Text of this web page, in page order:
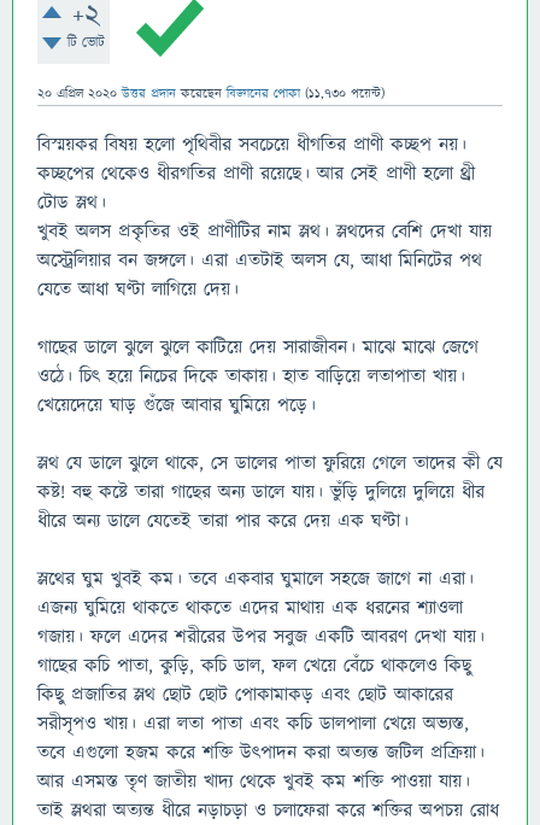
+2
টি ভোট
20 এপ্রিল 2020 উত্তর প্রদান করেছেনবিজ্ঞানের পোকা (11,730 পয়েন্ট)
বিস্ময়কর বিষয় হলো পৃথিবীর সবচেয়ে ধীগতির প্রাণী কচ্ছপ নয়।
কচ্ছপের থেকেও ধীরগতির প্রাণী রয়েছে। আর সেই প্রাণী হলো থ্রী
টোড স্লথ।
খুবই অলস প্রকৃতির ওই প্রাণীটির নাম স্লথ। স্লথদের বেশি দেখা যায়
অস্ট্রেলিয়ার বন জঙ্গলে। এরা এতটাই অলস যে, আধা মিনিটের পথ
যেতে আধা ঘণ্টা লাগিয়ে দেয়।
গাছের ডালে ঝুলে ঝুলে কাটিয়ে দেয় সারাজীবন। মাঝে মাঝে জেগে
ওঠে। চিৎ হয়ে নিচের দিকে তাকায়। হাত বাড়িয়ে লতাপাতা খায়।
খেয়েদেয়ে ঘাড় গুঁজে আবার ঘুমিয়ে পড়ে।
স্লথ যে ডালে ঝুলে থাকে, সে ডালের পাতা ফুরিয়ে গেলে তাদের কী যে
কষ্ট! বহু কষ্টে তারা গাছের অন্য ডালে যায়। ভুঁড়ি দুলিয়ে দুলিয়ে ধীর
ধীরে অন্য ডালে যেতেই তারা পার করে দেয় এক ঘণ্টা।
স্লথের ঘুম খুবই কম। তবে একবার ঘুমালে সহজে জাগে না এরা।
এজন্য ঘুমিয়ে থাকতে থাকতে এদের মাথায় এক ধরনের শ্যাওলা
গজায়। ফলে এদের শরীরের উপর সবুজ একটি আবরণ দেখা যায়।
গাছের কচি পাতা, কুড়ি, কচি ডাল, ফল খেয়ে বেঁচে থাকলেও কিছু
কিছু প্রজাতির স্লথ ছোট ছোট পোকামাকড় এবং ছোট আকারের
সরীসৃপও খায়। এরা লতা পাতা এবং কচি ডালপালা খেয়ে অভ্যস্ত,
তবে এগুলো হজম করে শক্তি উৎপাদন করা অত্যন্ত জটিল প্রক্রিয়া।
আর এসমস্ত তৃণ জাতীয় খাদ্য থেকে খুবই কম শক্তি পাওয়া যায়।
তাই স্লথরা অত্যন্ত ধীরে নড়াচড়া ও চলাফেরা করে শক্তির অপচয় রোধ